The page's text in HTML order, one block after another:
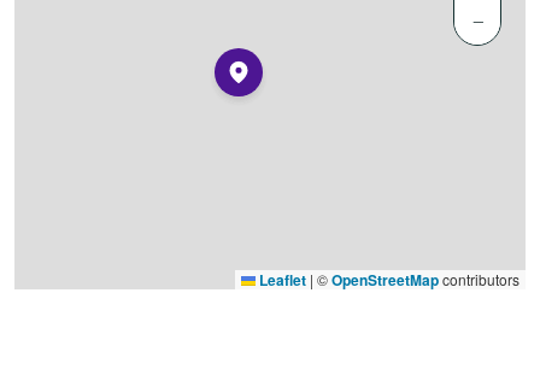
−
Leaflet | ©OpenStreetMapcontributors